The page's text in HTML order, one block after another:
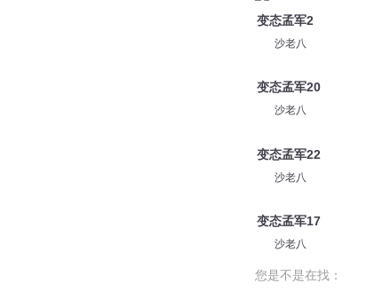
变态孟军2
沙老八
变态孟军20
沙老八
变态孟军22
沙老八
变态孟军17
沙老八
您是不是在找：